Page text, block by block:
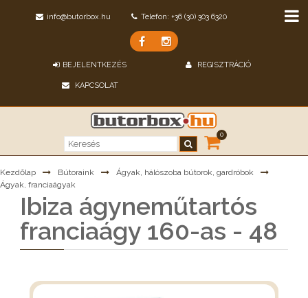
info@butorbox.hu Telefon: +36 (30) 303 6320
BEJELENTKEZÉS REGISZTRÁCIÓ
KAPCSOLAT
0
Kezdőlap Bútoraink
Ágyak, hálószoba bútorok, gardróbok
Ágyak, franciaágyak
Ibiza ágyneműtartós
franciaágy 160-as - 48